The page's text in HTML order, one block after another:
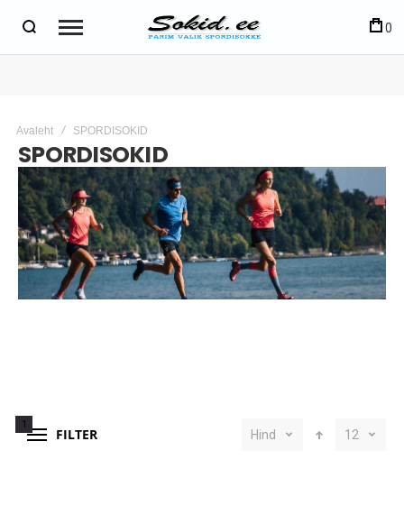
0
Avaleht SPORDISOKID
SPORDISOKID
FILTER
1
Hind 12